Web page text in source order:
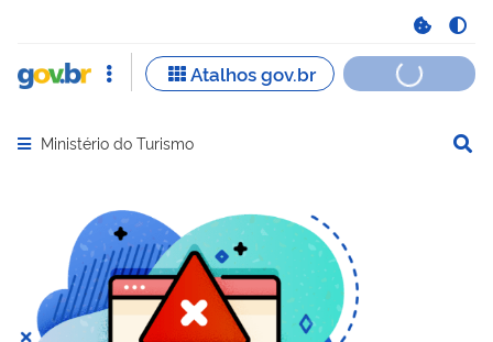
Abrir menu principal de navegação
Ministério do Turismo